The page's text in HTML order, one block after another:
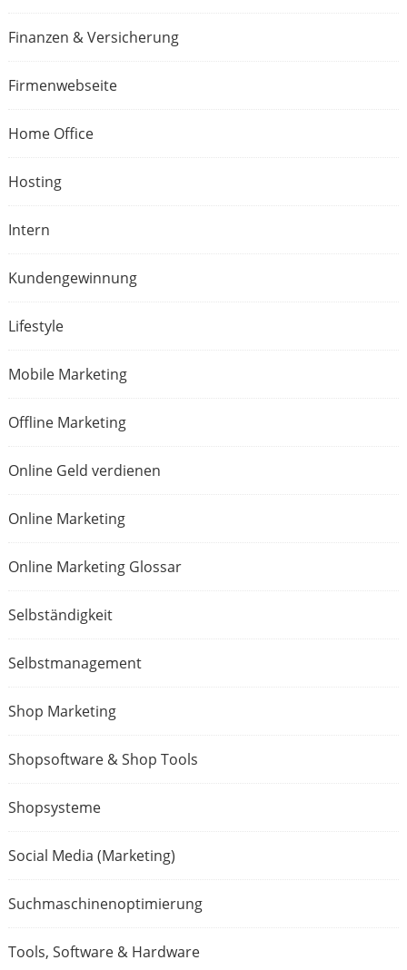
Finanzen & Versicherung
Firmenwebseite
Home Office
Hosting
Intern
Kundengewinnung
Lifestyle
Mobile Marketing
Offline Marketing
Online Geld verdienen
Online Marketing
Online Marketing Glossar
Selbständigkeit
Selbstmanagement
Shop Marketing
Shopsoftware & Shop Tools
Shopsysteme
Social Media (Marketing)
Suchmaschinenoptimierung
Tools, Software & Hardware